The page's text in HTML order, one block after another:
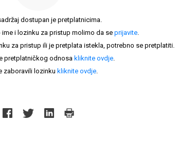
dostupan je pretplatnicima.
i lozinku za pristup molimo da se prijavite.
za pristup ili je pretplata istekla, potrebno se pretplatiti.
pretplatničkog odnosa kliknite ovdje.
zaboravili lozinku kliknite ovdje.